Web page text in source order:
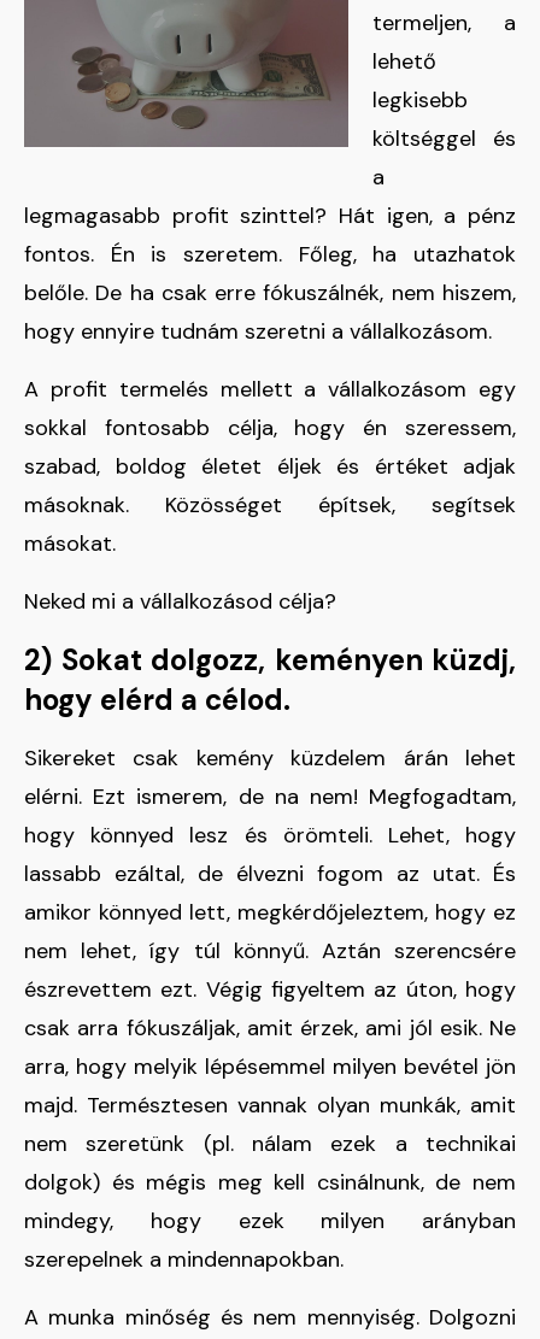
termeljen, a
lehető
legkisebb
költséggel és
a
legmagasabb profit szinttel? Hát igen, a pénz
fontos. Én is szeretem. Főleg, ha utazhatok
belőle. De ha csak erre fókuszálnék, nem hiszem,
hogy ennyire tudnám szeretni a vállalkozásom.
A profit termelés mellett a vállalkozásom egy
sokkal fontosabb célja, hogy én szeressem,
szabad, boldog életet éljek és értéket adjak
másoknak. Közösséget építsek, segítsek
másokat.
Neked mi a vállalkozásod célja?
2) Sokat dolgozz, keményen küzdj,
hogy elérd a célod.
Sikereket csak kemény küzdelem árán lehet
elérni. Ezt ismerem, de na nem! Megfogadtam,
hogy könnyed lesz és örömteli. Lehet, hogy
lassabb ezáltal, de élvezni fogom az utat. És
amikor könnyed lett, megkérdőjeleztem, hogy ez
nem lehet, így túl könnyű. Aztán szerencsére
észrevettem ezt. Végig figyeltem az úton, hogy
csak arra fókuszáljak, amit érzek, ami jól esik. Ne
arra, hogy melyik lépésemmel milyen bevétel jön
majd. Természtesen vannak olyan munkák, amit
nem szeretünk (pl. nálam ezek a technikai
dolgok) és mégis meg kell csinálnunk, de nem
mindegy, hogy ezek milyen arányban
szerepelnek a mindennapokban.
A munka minőség és nem mennyiség. Dolgozni